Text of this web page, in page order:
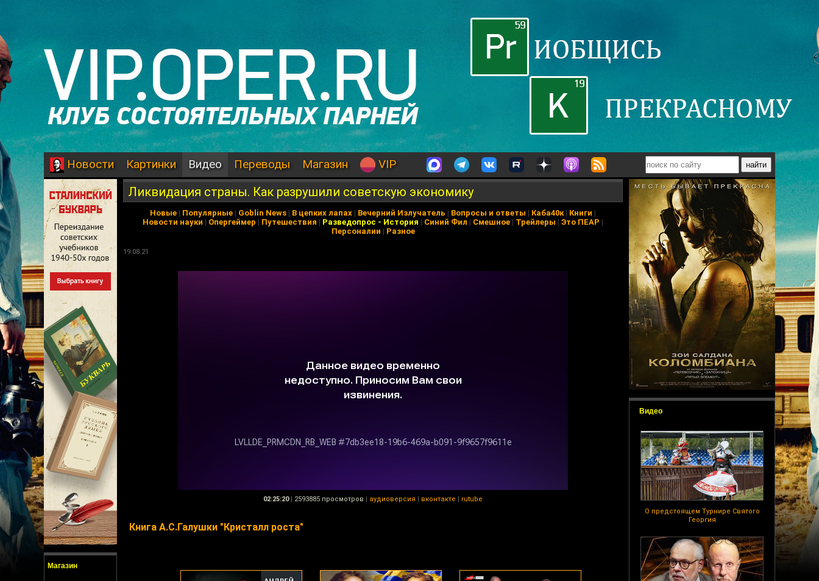
Новости Картинки Видео Переводы Магазин VIP
Магазин
Видео
О предстоящем Турнире Святого
Георгия
Ликвидация страны. Как разрушили советскую экономику
Новые | Популярные | Goblin News | В цепких лапах | Вечерний Излучатель | Вопросы и ответы | Каба40к| Книги |
Новости науки | Опергеймер | Путешествия | Разведопрос - История | Синий Фил | Смешное | Трейлеры | Это ПЕАР |
Персоналии | Разное
19.08.21
02:25:20 | 2593885 просмотров | аудиоверсия | вконтакте | rutube
Книга А.С.Галушки "Кристалл роста"